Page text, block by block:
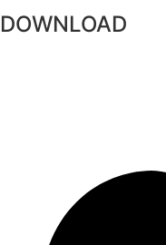
DOWNLOAD